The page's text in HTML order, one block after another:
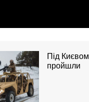
Під Києвом
пройшли